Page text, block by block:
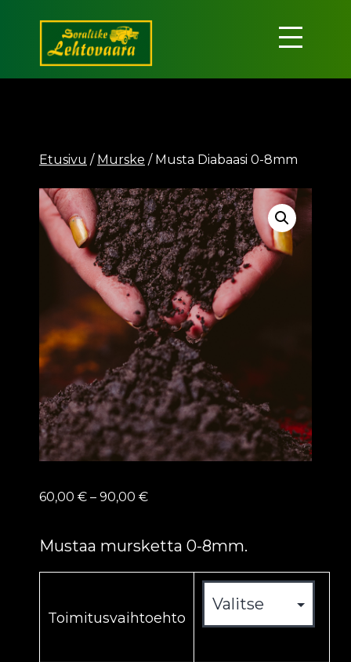
sisältöön
Soraliike
Etusivu / Murske / Musta Diabaasi 0-8mm
60,00 € – 90,00 €Hintaluokka:
Mustaa mursketta 0-8mm.
Toimitusvaihtoehto